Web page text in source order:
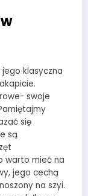
klasyczna
swoje
się
są
warto mieć na
jego cechą
na szyi.